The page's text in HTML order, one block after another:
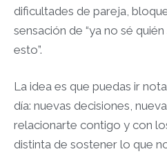
dificultades de pareja,
sensación de “ya no sé
esto”.​​
La idea es que puedas ir
día: nuevas decisiones,
relacionarte contigo y con
distinta de sostener lo que